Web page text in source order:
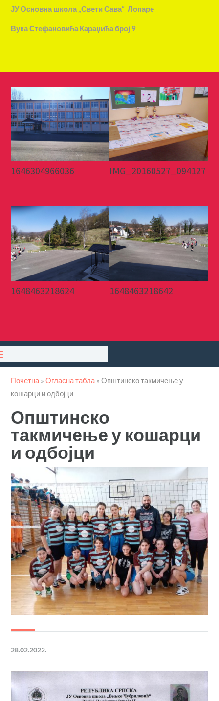
ЈУ Основна школа „Свети Сава“ Лопаре
Вука Стефановића Караџића број 9
1646304966036 IMG_20160527_094127
1648463218624 1648463218642
Почетна »Огласна табла »Општинско такмичење у
кошарци и одбојци
Општинско
такмичење у кошарци
и одбојци
28.02.2022.